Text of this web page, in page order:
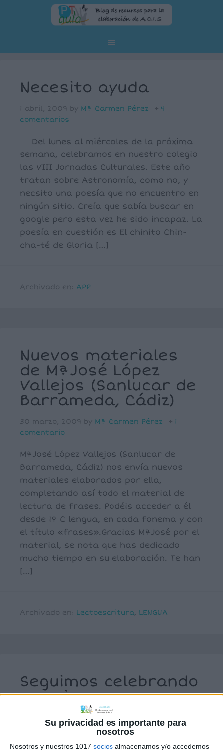
Su privacidad es importante para
nosotros
Nosotros y nuestros 1017 socios almacenamos y/o accedemos
Necesito ayuda
1 abril, 2009 by Mª Carmen Pérez
4
comentarios
Del lunes al miércoles de la próxima
semana, celebramos en nuestro colegio
las VIII Jornadas Culturales. Este año
tratan sobre Astronomía, como no, y
necsito una poesía que no encuentro en
ningún sitio. Creía que sabía buscar en
google pero esta vez he sido incapaz. La
poesía en cuestión es El chinito Chin-
cha-té de Gloria […]
Archivado en: APP
Nuevos materiales
de MªJosé López
Vallejos (Sanlucar de
Barrameda, Cádiz)
30 marzo, 2009 by Mª Carmen Pérez
1
comentario
MªJosé López Vallejos (Sanlucar de
Barrameda, Cádiz) nos envía nuevos
materiales elaborados por ella,
completando así todo el material de
lectura de frases. Podéis acceder a él
desde 1º C lengua, en cada fonema y con
el título «frases».Gracias MªJosé por el
material, se nota que has dedicado
mucho tiempo en su elaboración. Te han
[…]
Archivado en: Lectoescritura, LENGUA
Seguimos celebrando
premios
29 marzo, 2009 by Mª Carmen Pérez
comentarios